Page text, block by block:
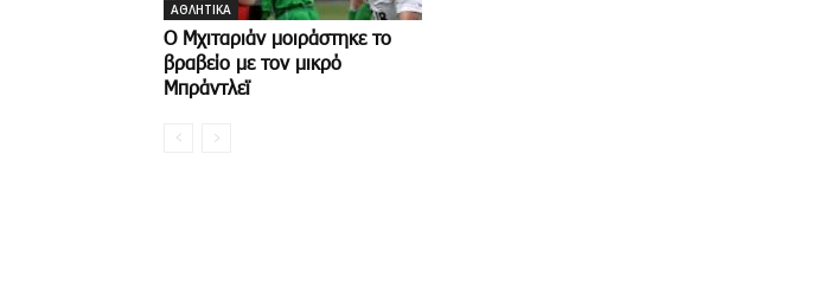
ΑΘΛΗΤΙΚΑ
Ο Μχιταριάν μοιράστηκε το
βραβείο με τον μικρό
Μπράντλεϊ